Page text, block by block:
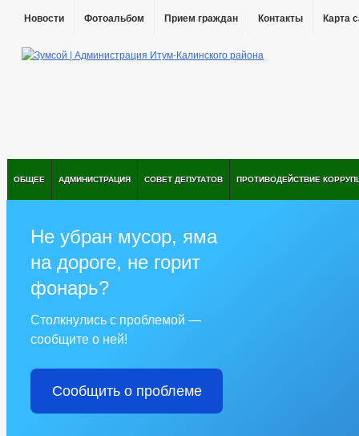
Новости Фотоальбом Прием граждан Контакты Карта
ОБЩЕЕ АДМИНИСТРАЦИЯ СОВЕТ ДЕПУТАТОВ ПРОТИВОДЕЙСТВИЕ
Не убран мусор, яма
на дороге, не горит
фонарь?
Столкнулись с проблемой —
сообщите о ней!
Сообщить о проблеме